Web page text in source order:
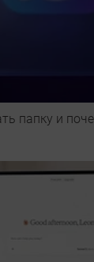
папку и